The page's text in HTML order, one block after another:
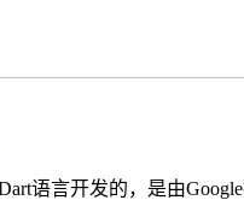
语言开发的，是由